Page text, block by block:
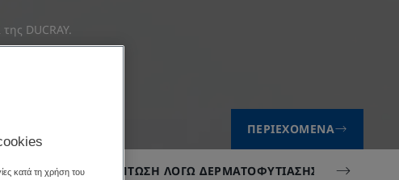
της DUCRAY.
ΠΕΡΙΕΧΌΜΕΝΑ
ΤΗΝ ΤΡΙΧΌΠΤΩΣΗ ΛΌΓΩ ΔΕΡΜΑΤΟΦΥΤΊΑΣΗΣ;
κατά τη χρήση του